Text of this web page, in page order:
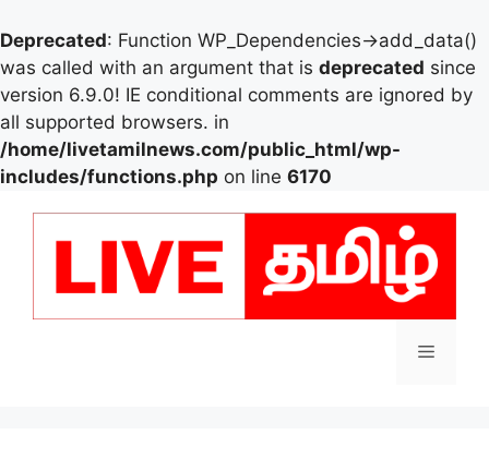
Deprecated: Function WP_Dependencies->add_data()
was called with an argument that is deprecated since
version 6.9.0! IE conditional comments are ignored by
all supported browsers. in
/home/livetamilnews.com/public_html/wp-
includes/functions.php on line 6170
Menu